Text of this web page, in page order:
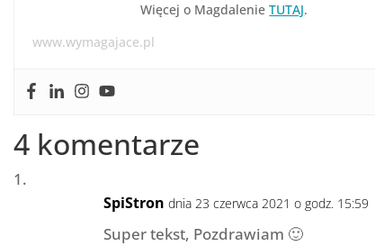
Więcej o MagdalenieTUTAJ.
www.wymagajace.pl
4 komentarze
SpiStron dnia 23 czerwca 2021 o godz. 15:59
Super tekst, Pozdrawiam 🙂